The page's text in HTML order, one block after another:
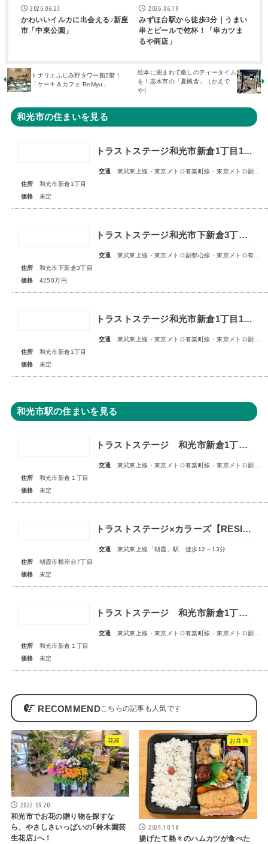
2026.06.23
かわいいイルカに出会える♪新座
市「中東公園」
2026.06.19
みずほ台駅から徒歩3分｜うまい
串とビールで乾杯！「串カツま
るや商店」
トナリエふじみ野タワー館2階！
「ケーキ＆カフェ ReMyu」
絵本に囲まれて癒しのティータイム
を！志木市の「夏楓舎」（かえで
や）
和光市の住まいを見る
トラストステージ和光市新倉1丁目16期 全11区画◇販売予告◇
交通
東武東上線・東京メトロ有楽町線・東京メトロ副都心線「和光市」駅 徒歩14～15分
住所
和光市新倉1丁目
価格
未定
トラストステージ和光市下新倉3丁目16期◇限定1区画◇
交通
東武東上線・東京メトロ副都心線・東京メトロ有楽町線「和光市」駅 徒歩19分
住所
和光市下新倉3丁目
価格
4250万円
トラストステージ和光市新倉1丁目18期 全6区画■第1期分譲 販売予告■
交通
東武東上線・東京メトロ有楽町線・東京メトロ副都心線「和光市」駅 徒歩14～15分
住所
和光市新倉1丁目
価格
未定
和光市駅の住まいを見る
トラストステージ 和光市新倉1丁目17期 全5区画■第1期分譲 販売予告■
交通
東武東上線・東京メトロ有楽町線・東京メトロ副都心線「和光市」駅 徒歩14～15分
住所
和光市新倉１丁目
価格
未定
トラストステージ×カラーズ【RESIDENCE】朝霞市根岸台7丁目41期 全13区画第一期分譲 宅地分譲第二期分譲 新築分譲住宅 ◇販売予告◇
交通
東武東上線「朝霞」駅 徒歩12～13分
住所
朝霞市根岸台7丁目
価格
未定
トラストステージ 和光市新倉1丁目17期 全5区画■第1期分譲 販売予告■
交通
東武東上線・東京メトロ有楽町線・東京メトロ副都心線「和光市」駅 徒歩14～15分
住所
和光市新倉１丁目
価格
未定
RECOMMEND
花屋
2022.09.20
和光市でお花の贈り物を探すな
ら、やさしさいっぱいの｢鈴木園芸
生花店｣へ！
お弁当
2024.10.18
揚げたて熱々のハムカツが食べた